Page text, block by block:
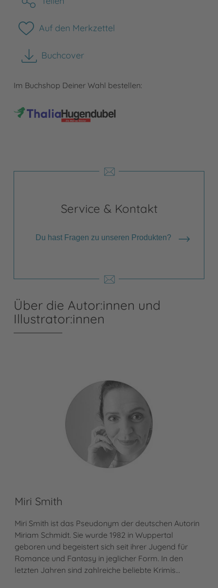
Auf den Merkzettel
Buchcover
herunterladen
Im Buchshop Deiner Wahl bestellen:
Service & Kontakt
Du hast Fragen zu unseren Produkten?
Über die Autor:innen und
Illustrator:innen
Miri Smith
Miri Smith ist das Pseudonym der deutschen Autorin
Miriam Schmidt. Sie wurde 1982 in Wuppertal
geboren und begeistert sich seit ihrer Jugend für
Romance und Fantasy in jeglicher Form. In den
letzten Jahren sind zahlreiche beliebte Krimis…